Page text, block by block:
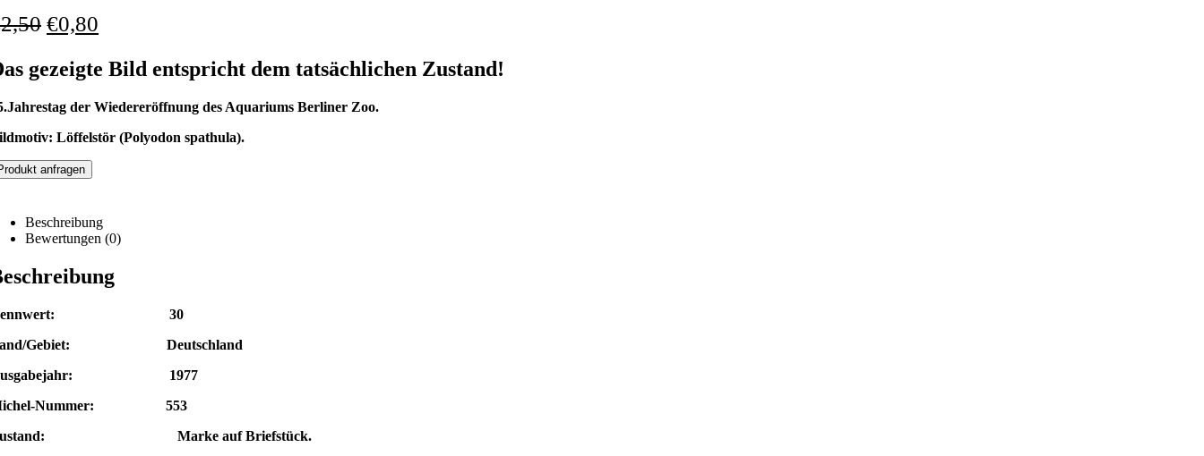
2,50 €0,80
gezeigte Bild entspricht dem tatsächlichen Zustand!
der Wiedereröffnung des Aquariums Berliner Zoo.
Löffelstör (Polyodon spathula).
anfragen
Beschreibung
Bewertungen (0)
30
Gebiet: Deutschland
1977
Nummer: 553
Marke auf Briefstück.